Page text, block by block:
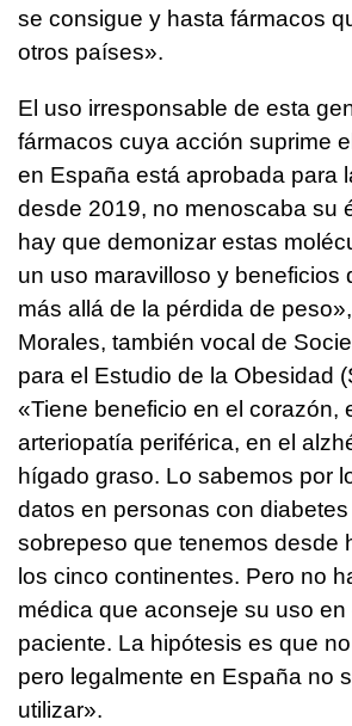
se consigue y hasta fármacos
otros países».
El uso irresponsable de esta
fármacos cuya acción suprime
en España está aprobada para
desde 2019, no menoscaba su
hay que demonizar estas
un uso maravilloso y beneficios
más allá de la pérdida de
Morales, también vocal de
para el Estudio de la Obesidad
«Tiene beneficio en el corazón,
arteriopatía periférica, en el
hígado graso. Lo sabemos por
datos en personas con
sobrepeso que tenemos desde
los cinco continentes. Pero no
médica que aconseje su uso en
paciente. La hipótesis es que
pero legalmente en España no
utilizar».